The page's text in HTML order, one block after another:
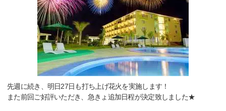
先週に続き、明日27日も打ち上げ花火を実施します！
また前回ご好評いただき、急きょ追加日程が決定致しました★